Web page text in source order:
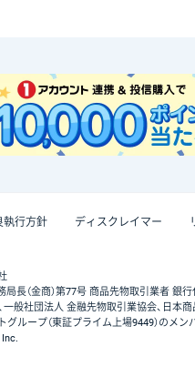
執行方針 ディスクレイマー
長（金商）第77号 商品先物取引業者 銀
一般社団法人 金融先物取引業協会、日本
ループ（東証プライム上場9449）のメン